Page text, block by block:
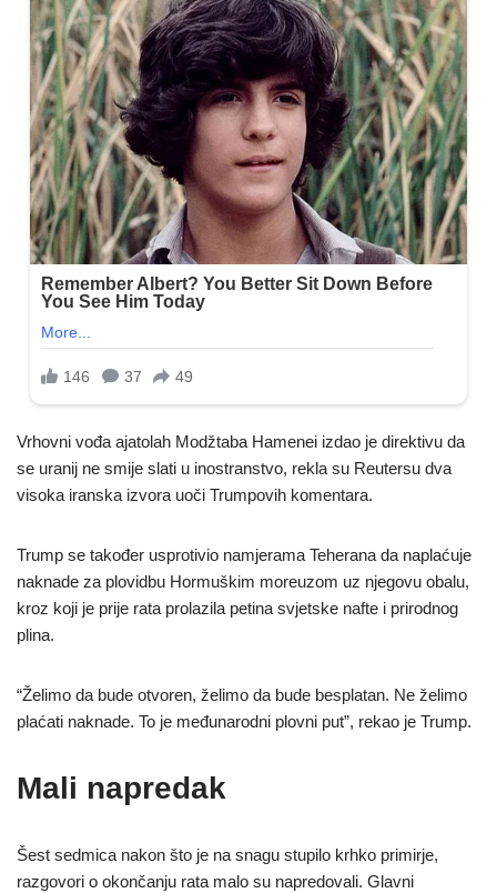
Vrhovni vođa ajatolah Modžtaba Hamenei izdao je direktivu da
se uranij ne smije slati u inostranstvo, rekla su Reutersu dva
visoka iranska izvora uoči Trumpovih komentara.
Trump se također usprotivio namjerama Teherana da naplaćuje
naknade za plovidbu Hormuškim moreuzom uz njegovu obalu,
kroz koji je prije rata prolazila petina svjetske nafte i prirodnog
plina.
“Želimo da bude otvoren, želimo da bude besplatan. Ne želimo
plaćati naknade. To je međunarodni plovni put”, rekao je Trump.
Mali napredak
Šest sedmica nakon što je na snagu stupilo krhko primirje,
razgovori o okončanju rata malo su napredovali. Glavni